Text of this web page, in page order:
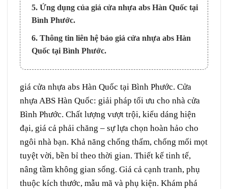
5. Ứng dụng của giá cửa nhựa abs Hàn Quốc tại
Bình Phước.
6. Thông tin liên hệ báo giá cửa nhựa abs Hàn
Quốc tại Bình Phước.
giá cửa nhựa abs Hàn Quốc tại Bình Phước. Cửa
nhựa ABS Hàn Quốc: giải pháp tối ưu cho nhà cửa
Bình Phước. Chất lượng vượt trội, kiểu dáng hiện
đại, giá cả phải chăng – sự lựa chọn hoàn hảo cho
ngôi nhà bạn. Khả năng chống thấm, chống mối mọt
tuyệt vời, bền bỉ theo thời gian. Thiết kế tinh tế,
nâng tầm không gian sống. Giá cả cạnh tranh, phụ
thuộc kích thước, mẫu mã và phụ kiện. Khám phá